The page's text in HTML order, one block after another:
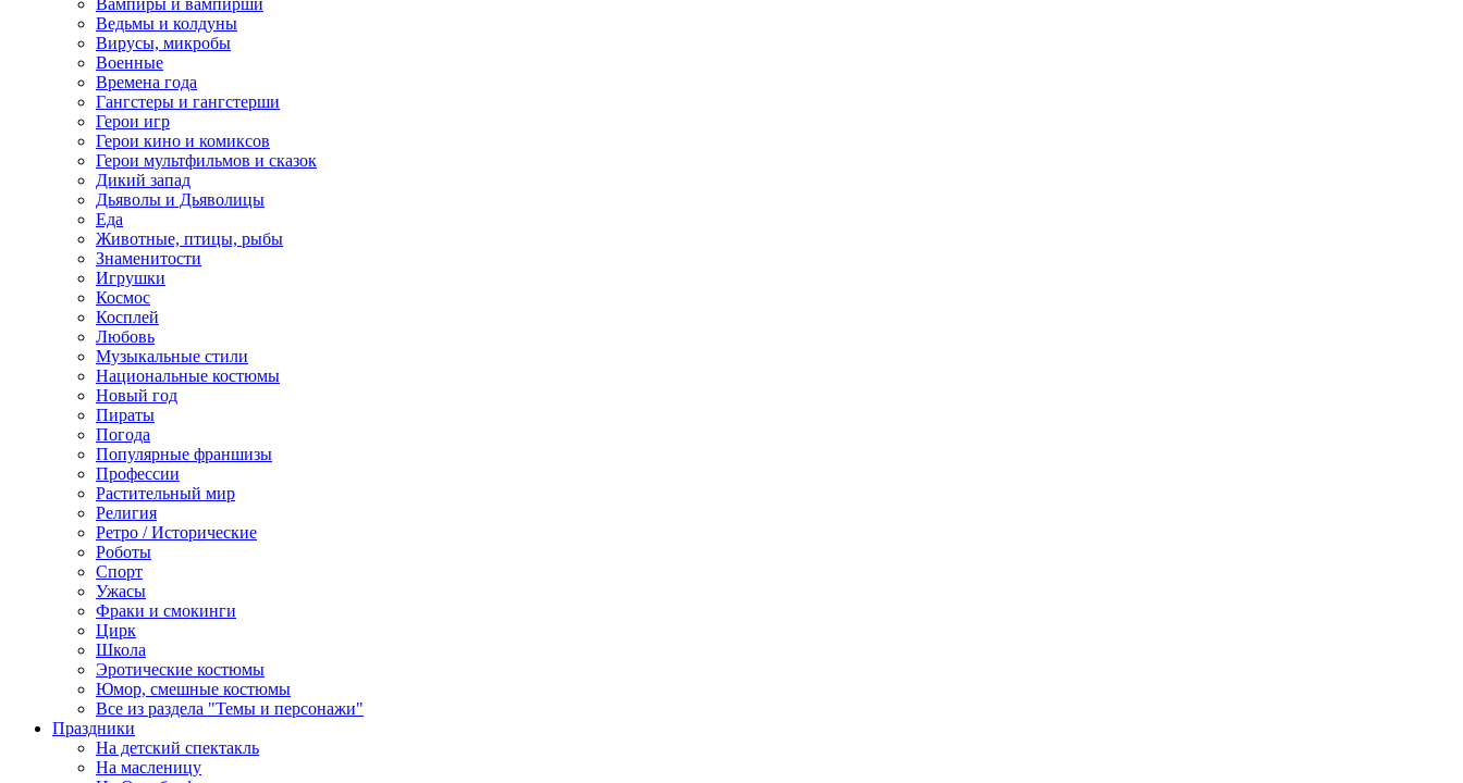
Вампиры и вампирши
Ведьмы и колдуны
Вирусы, микробы
Военные
Времена года
Гангстеры и гангстерши
Герои игр
Герои кино и комиксов
Герои мультфильмов и сказок
Дикий запад
Дьяволы и Дьяволицы
Еда
Животные, птицы, рыбы
Знаменитости
Игрушки
Космос
Косплей
Любовь
Музыкальные стили
Национальные костюмы
Новый год
Пираты
Погода
Популярные франшизы
Профессии
Растительный мир
Религия
Ретро / Исторические
Роботы
Спорт
Ужасы
Фраки и смокинги
Цирк
Школа
Эротические костюмы
Юмор, смешные костюмы
Все из раздела "Темы и персонажи"
Праздники
На детский спектакль
На масленицу